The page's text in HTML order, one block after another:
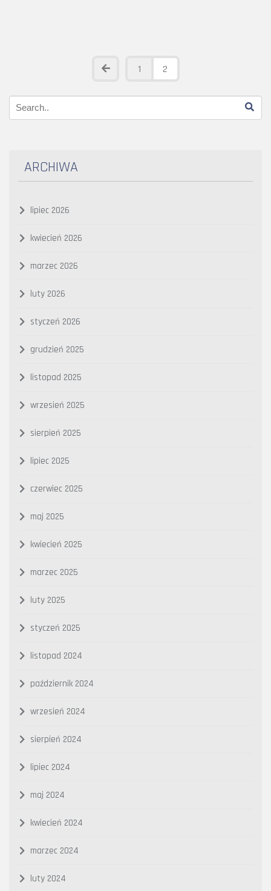
1 2
ARCHIWA
lipiec 2026
kwiecień 2026
marzec 2026
luty 2026
styczeń 2026
grudzień 2025
listopad 2025
wrzesień 2025
sierpień 2025
lipiec 2025
czerwiec 2025
maj 2025
kwiecień 2025
marzec 2025
luty 2025
styczeń 2025
listopad 2024
październik 2024
wrzesień 2024
sierpień 2024
lipiec 2024
maj 2024
kwiecień 2024
marzec 2024
luty 2024